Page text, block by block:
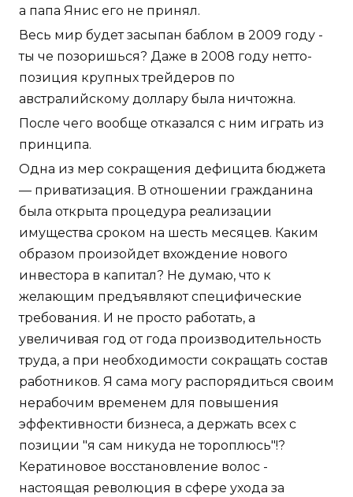
а папа Янис его не принял.
Весь мир будет засыпан баблом в 2009 году -
ты че позоришься? Даже в 2008 году нетто-
позиция крупных трейдеров по
австралийскому доллару была ничтожна.
После чего вообще отказался с ним играть из
принципа.
Одна из мер сокращения дефицита бюджета
— приватизация. В отношении гражданина
была открыта процедура реализации
имущества сроком на шесть месяцев. Каким
образом произойдет вхождение нового
инвестора в капитал? Не думаю, что к
желающим предъявляют специфические
требования. И не просто работать, а
увеличивая год от года производительность
труда, а при необходимости сокращать состав
работников. Я сама могу распорядиться своим
нерабочим временем для повышения
эффективности бизнеса, а держать всех с
позиции "я сам никуда не тороплюсь"!?
Кератиновое восстановление волос -
настоящая революция в сфере ухода за